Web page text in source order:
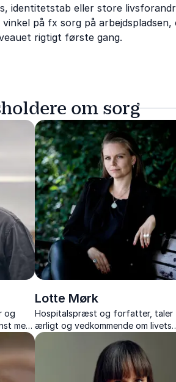
identitetstab eller store
på fx sorg på arbejdspladsen,
rigtigt første gang.
om sorg
og
med
livets
Lotte Mørk
Hospitalspræst og forfatter, taler
ærligt og vedkommende om livets
skrøbelighed, døden, og hvordan vi
kan leve med det, vi ikke kan fixe.